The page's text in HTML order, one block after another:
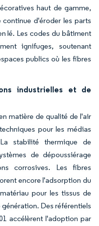
haut de gamme,
d'éroder les parts
lé. Les codes du bâtiment
ignifuges, soutenant
publics où les fibres
industrielles et de
matière de qualité de l'air
pour les médias
stabilité thermique de
de dépoussiérage
corrosives. Les fibres
encore l'adsorption du
pour les tissus de
Des référentiels
accélèrent l'adoption par